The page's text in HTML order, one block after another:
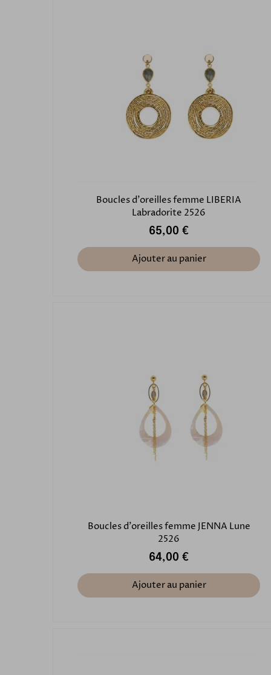
Boucles d'oreilles femme LIBERIA
Labradorite 2526
65,00 €
Ajouter au panier
Boucles d'oreilles femme JENNA Lune
2526
64,00 €
Ajouter au panier